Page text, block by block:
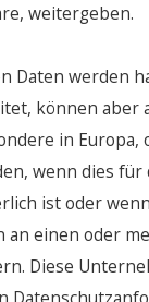
weitergeben.
Daten werden
können aber
in Europa,
wenn dies für
ist oder
an einen oder
Diese